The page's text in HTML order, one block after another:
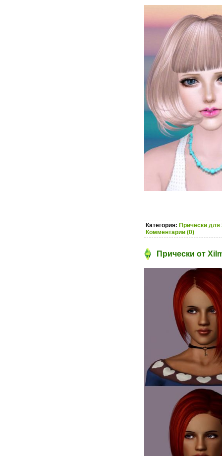
Категория: Причёски для
Комментарии (0)
Прически от